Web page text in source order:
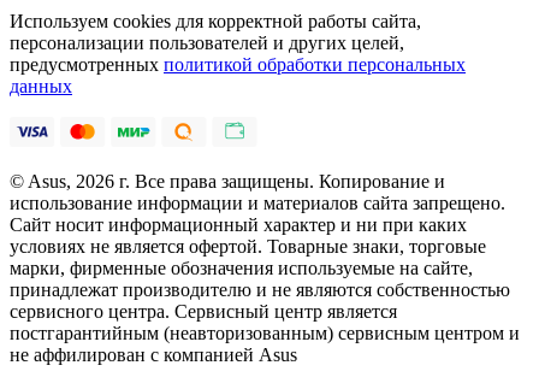
Используем cookies для корректной работы сайта,
персонализации пользователей и других целей,
предусмотренных политикой обработки персональных
данных
© Asus, 2026 г. Все права защищены. Копирование и
использование информации и материалов сайта запрещено.
Сайт носит информационный характер и ни при каких
условиях не является офертой. Товарные знаки, торговые
марки, фирменные обозначения используемые на сайте,
принадлежат производителю и не являются собственностью
сервисного центра. Сервисный центр является
постгарантийным (неавторизованным) сервисным центром и
не аффилирован с компанией Asus